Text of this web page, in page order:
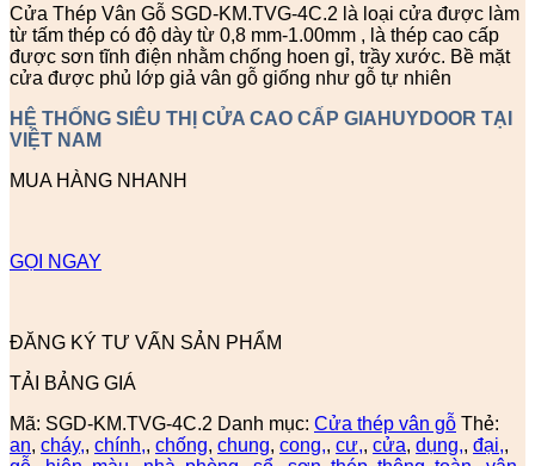
Cửa Thép Vân Gỗ SGD-KM.TVG-4C.2 là loại cửa được làm
từ tấm thép có độ dày từ 0,8 mm-1.00mm , là thép cao cấp
được sơn tĩnh điện nhằm chống hoen gỉ, trầy xước. Bề mặt
cửa được phủ lớp giả vân gỗ giống như gỗ tự nhiên
HỆ THỐNG SIÊU THỊ CỬA CAO CẤP GIAHUYDOOR TẠI
VIỆT NAM
MUA HÀNG NHANH
GỌI NGAY
ĐĂNG KÝ TƯ VẤN SẢN PHẨM
TẢI BẢNG GIÁ
Mã: SGD-KM.TVG-4C.2 Danh mục: Cửa thép vân gỗ Thẻ:
an, cháy,, chính,, chống, chung, cong,, cư,, cửa, dụng,, đại,,